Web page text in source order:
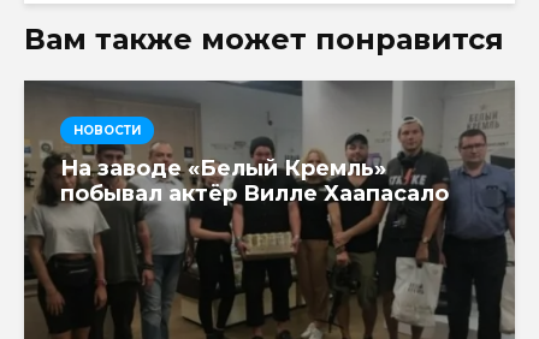
Вам также может понравится
НОВОСТИ
На заводе «Белый Кремль»
побывал актёр Вилле Хаапасало